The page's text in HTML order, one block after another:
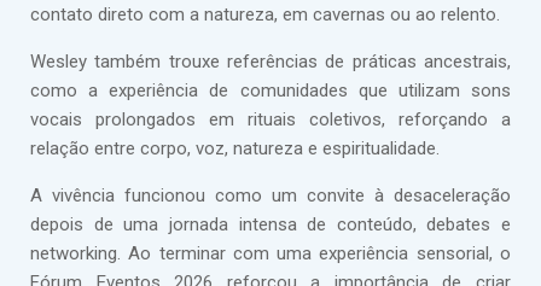
contato direto com a natureza, em cavernas ou ao relento.
Wesley também trouxe referências de práticas ancestrais,
como a experiência de comunidades que utilizam sons
vocais prolongados em rituais coletivos, reforçando a
relação entre corpo, voz, natureza e espiritualidade.
A vivência funcionou como um convite à desaceleração
depois de uma jornada intensa de conteúdo, debates e
networking. Ao terminar com uma experiência sensorial, o